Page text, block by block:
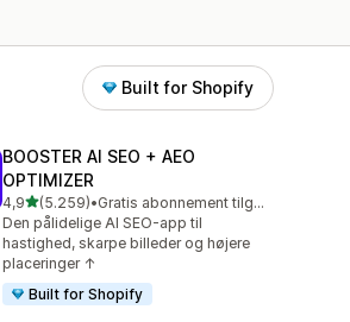
Built for Shopify
BOOSTER AI SEO + AEO
OPTIMIZER
4,9ud af 5 stjerner
(5.259)
5259 anmeldelser i alt
•
Gratis abonnement tilgængeligt
Den pålidelige AI SEO-app til
hastighed, skarpe billeder og højere
placeringer ↑
Built for Shopify